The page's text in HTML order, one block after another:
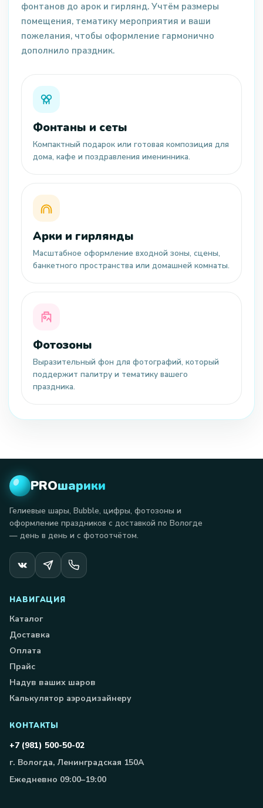
фонтанов до арок и гирлянд. Учтём размеры
помещения, тематику мероприятия и ваши
пожелания, чтобы оформление гармонично
дополнило праздник.
Фонтаны и сеты
Компактный подарок или готовая композиция для
дома, кафе и поздравления именинника.
Арки и гирлянды
Масштабное оформление входной зоны, сцены,
банкетного пространства или домашней комнаты.
Фотозоны
Выразительный фон для фотографий, который
поддержит палитру и тематику вашего
праздника.
PROшарики
Гелиевые шары, Bubble, цифры, фотозоны и
оформление праздников с доставкой по Вологде
— день в день и с фотоотчётом.
НАВИГАЦИЯ
Каталог
Доставка
Оплата
Прайс
Надув ваших шаров
Калькулятор аэродизайнеру
КОНТАКТЫ
+7 (981) 500-50-02
г. Вологда, Ленинградская 150А
Ежедневно 09:00–19:00